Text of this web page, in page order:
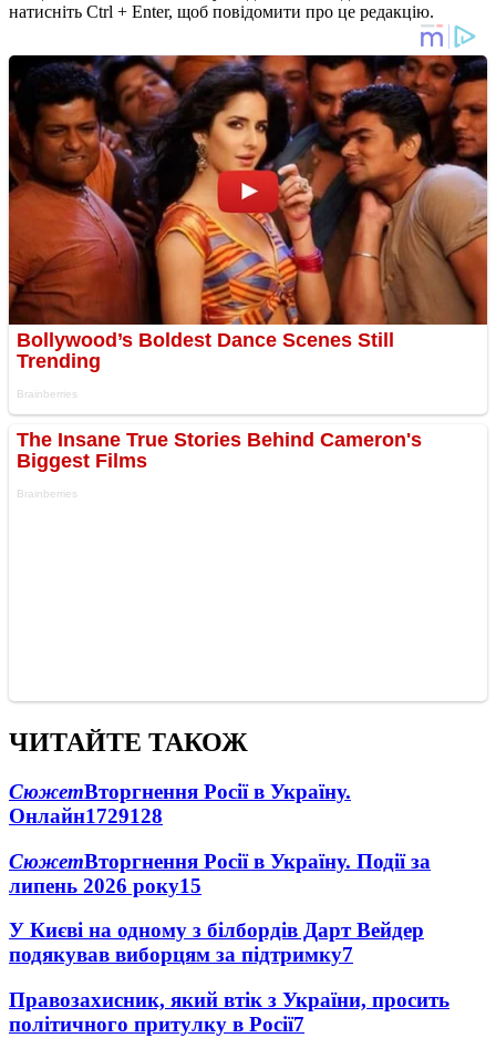
натисніть Ctrl + Enter, щоб повідомити про це редакцію.
ЧИТАЙТЕ ТАКОЖ
СюжетВторгнення Росії в Україну.
Онлайн1729128
СюжетВторгнення Росії в Україну. Події за
липень 2026 року15
У Києві на одному з білбордів Дарт Вейдер
подякував виборцям за підтримку7
Правозахисник, який втік з України, просить
політичного притулку в Росії7